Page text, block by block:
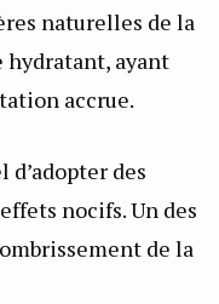
naturelles de la
hydratant, ayant
accrue.
des
nocifs. Un des
de la